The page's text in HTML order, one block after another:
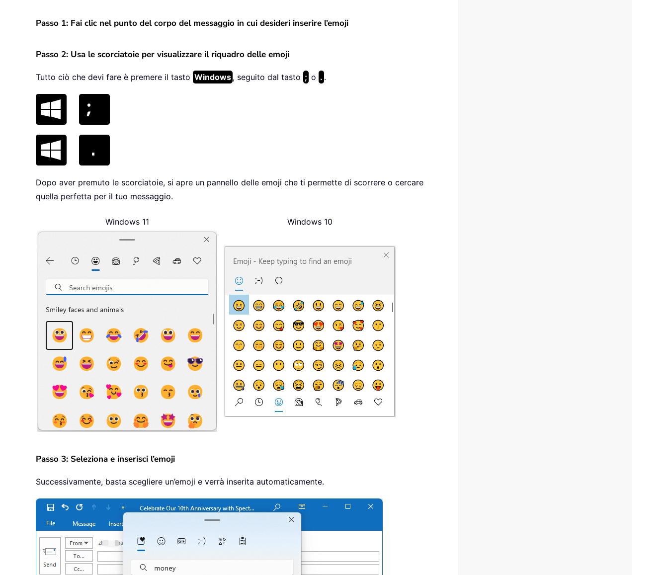
Passo 1: Fai clic nel punto del corpo del messaggio in cui desideri inserire l’emoji
Passo 2: Usa le scorciatoie per visualizzare il riquadro delle emoji
Tutto ciò che devi fare è premere il tasto Windows , seguito dal tasto ; o . .
Dopo aver premuto le scorciatoie, si apre un pannello delle emoji che ti permette di scorrere o cercare
quella perfetta per il tuo messaggio.
Windows 11 Windows 10
Passo 3: Seleziona e inserisci l’emoji
Successivamente, basta scegliere un’emoji e verrà inserita automaticamente.